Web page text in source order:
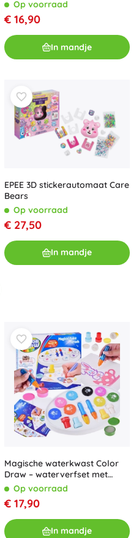
Op voorraad
€ 16,90
In mandje
EPEE 3D stickerautomaat Care
Bears
Op voorraad
€ 27,50
In mandje
Magische waterkwast Color
Draw – waterverfset met
accessoires
Op voorraad
€ 17,90
In mandje